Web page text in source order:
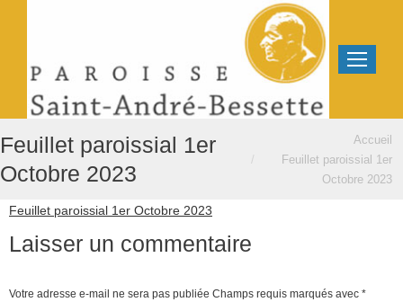
Feuillet paroissial 1er
Octobre 2023
Accueil
Feuillet paroissial 1er
Octobre 2023
Feuillet paroissial 1er Octobre 2023
Laisser un commentaire
Votre adresse e-mail ne sera pas publiée Champs requis marqués avec *